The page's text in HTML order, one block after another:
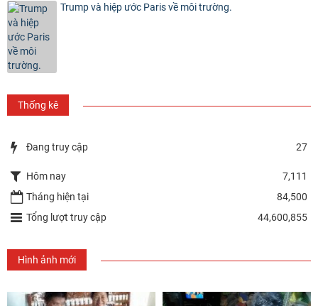
Trump và hiệp ước Paris về môi trường.
Thống kê
Đang truy cập 27
Hôm nay
7,111
Tháng hiện tại
84,500
Tổng lượt truy cập
44,600,855
Hình ảnh mới